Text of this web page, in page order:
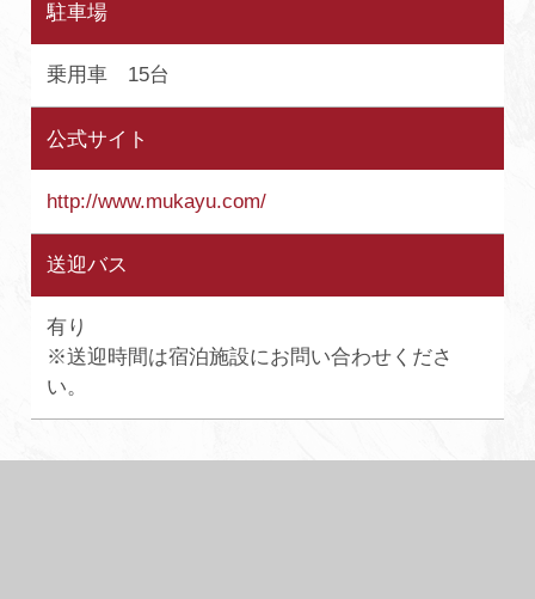
駐車場
乗用車 15台
公式サイト
http://www.mukayu.com/
送迎バス
有り
※送迎時間は宿泊施設にお問い合わせくださ
い。